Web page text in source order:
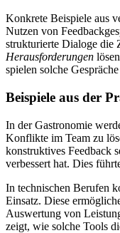
Konkrete Beispiele aus
Nutzen von
strukturierte Dialoge die
Herausforderungen
spielen solche
Beispiele aus der
In der Gastronomie
Konflikte im Team zu
konstruktives Feedback
verbessert hat. Dies
In technischen Berufen
Einsatz. Diese
Auswertung von
zeigt, wie solche Tools